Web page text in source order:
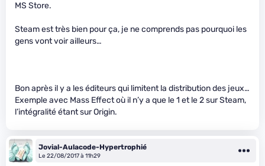
MS Store.
Steam est très bien pour ça, je ne comprends pas pourquoi les
gens vont voir ailleurs…
Bon après il y a les éditeurs qui limitent la distribution des jeux…
Exemple avec Mass Effect où il n’y a que le 1 et le 2 sur Steam,
l’intégralité étant sur Origin.
Jovial-Aulacode-Hypertrophié
Le 22/08/2017 à 11h29